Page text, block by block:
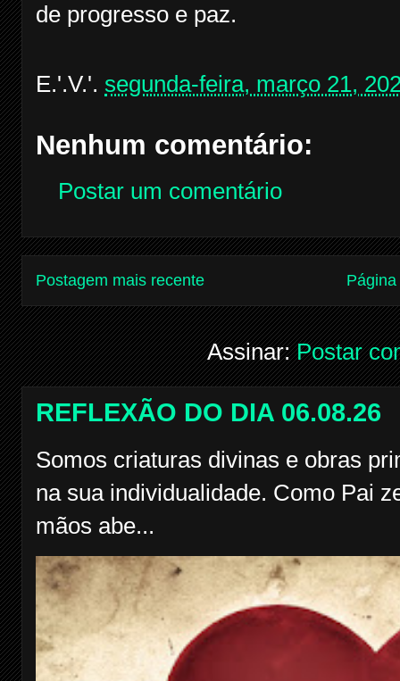
de progresso e paz.
E.'.V.'. segunda-feira, março 21,
Nenhum comentário:
Postar um comentário
Postagem mais recente
Assinar:Postar
REFLEXÃO DO DIA 06.08.26
Somos criaturas divinas e obras
na sua individualidade. Como Pai
mãos abe...